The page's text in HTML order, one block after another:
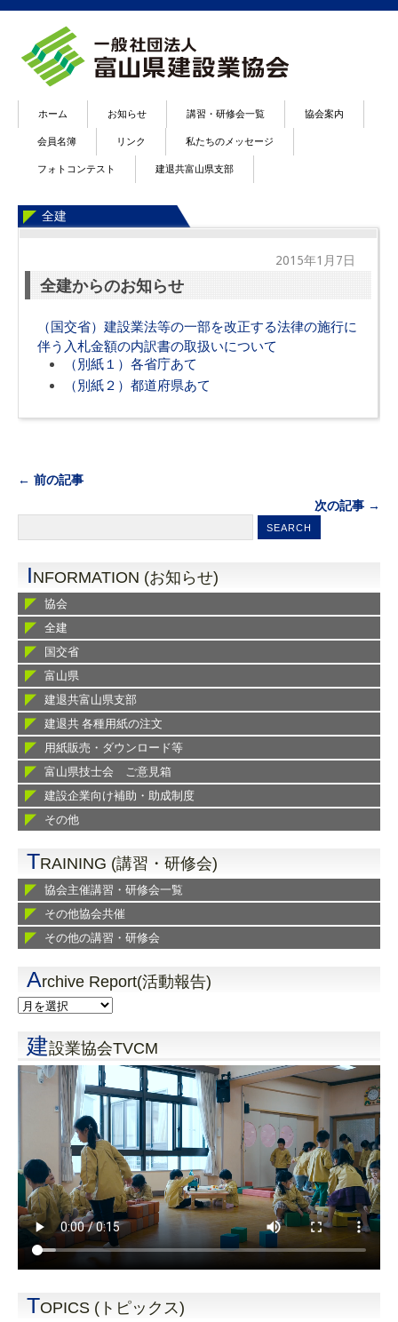
ホーム お知らせ 講習・研修会一覧 協会案内
会員名簿 リンク 私たちのメッセージ
フォトコンテスト 建退共富山県支部
全建
2015年1月7日
全建からのお知らせ
（国交省）建設業法等の一部を改正する法律の施行に
伴う入札金額の内訳書の取扱いについて
（別紙１）各省庁あて
（別紙２）都道府県あて
← 前の記事
次の記事 →
INFORMATION (お知らせ)
協会
全建
国交省
富山県
建退共富山県支部
建退共 各種用紙の注文
用紙販売・ダウンロード等
富山県技士会 ご意見箱
建設企業向け補助・助成制度
その他
TRAINING (講習・研修会)
協会主催講習・研修会一覧
その他協会共催
その他の講習・研修会
Archive Report(活動報告)
建設業協会TVCM
TOPICS (トピックス)